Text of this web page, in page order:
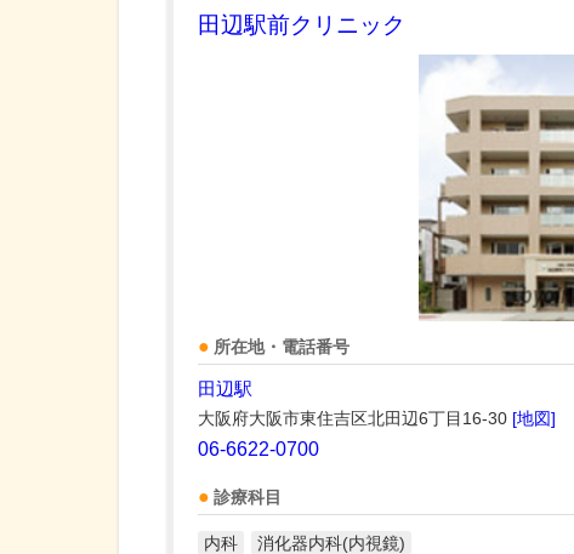
田辺駅前クリニック
所在地・電話番号
田辺駅
大阪府大阪市東住吉区北田辺6丁目16-30 [地図]
06-6622-0700
診療科目
内科 消化器内科(内視鏡)